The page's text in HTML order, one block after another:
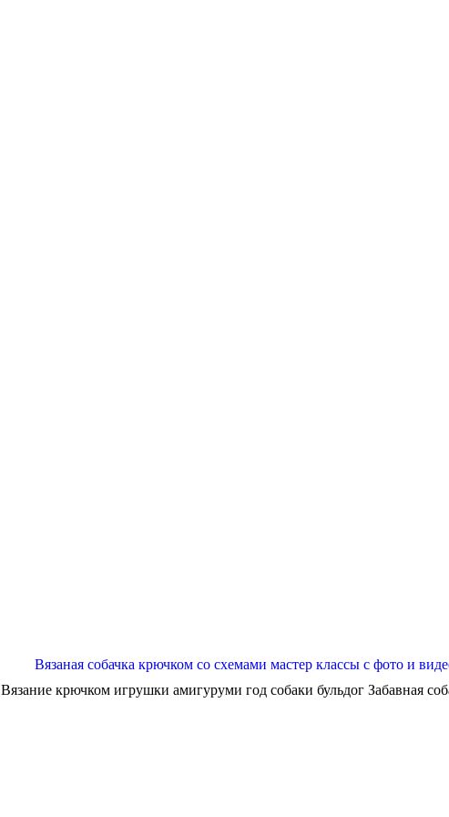
Вязаная собачка крючком со схемами мастер классы с фото и
Вязание крючком игрушки амигуруми год собаки бульдог Забавная